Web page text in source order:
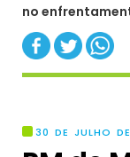
no
30 DE JULHO